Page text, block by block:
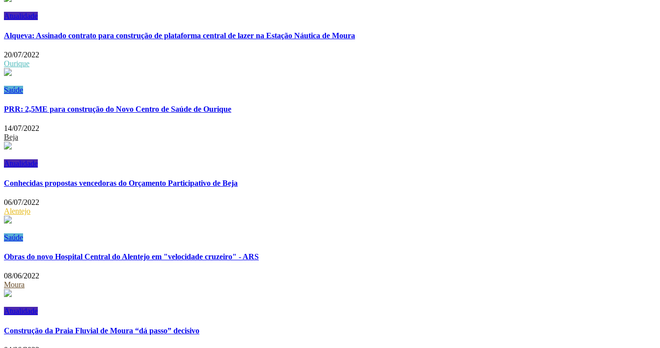
Atualidade
Alqueva: Assinado contrato para construção de plataforma central de lazer na Estação Náutica de Moura
20/07/2022
Ourique
Saúde
PRR: 2,5ME para construção do Novo Centro de Saúde de Ourique
14/07/2022
Beja
Atualidade
Conhecidas propostas vencedoras do Orçamento Participativo de Beja
06/07/2022
Alentejo
Saúde
Obras do novo Hospital Central do Alentejo em "velocidade cruzeiro" - ARS
08/06/2022
Moura
Atualidade
Construção da Praia Fluvial de Moura “dá passo” decisivo